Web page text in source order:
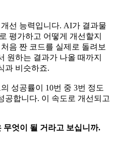
선 능력입니다. AI가 결과물
평가하고 어떻게 개선할지
음 짠 코드를 실제로 돌려보
원하는 결과가 나올 때까지
과 비슷하죠.
성공률이 10번 중 3번 정도
공합니다. 이 속도로 개선되고
엇이 될 거라고 보십니까.